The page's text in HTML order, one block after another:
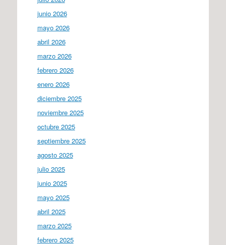
junio 2026
mayo 2026
abril 2026
marzo 2026
febrero 2026
enero 2026
diciembre 2025
noviembre 2025
octubre 2025
septiembre 2025
agosto 2025
julio 2025
junio 2025
mayo 2025
abril 2025
marzo 2025
febrero 2025